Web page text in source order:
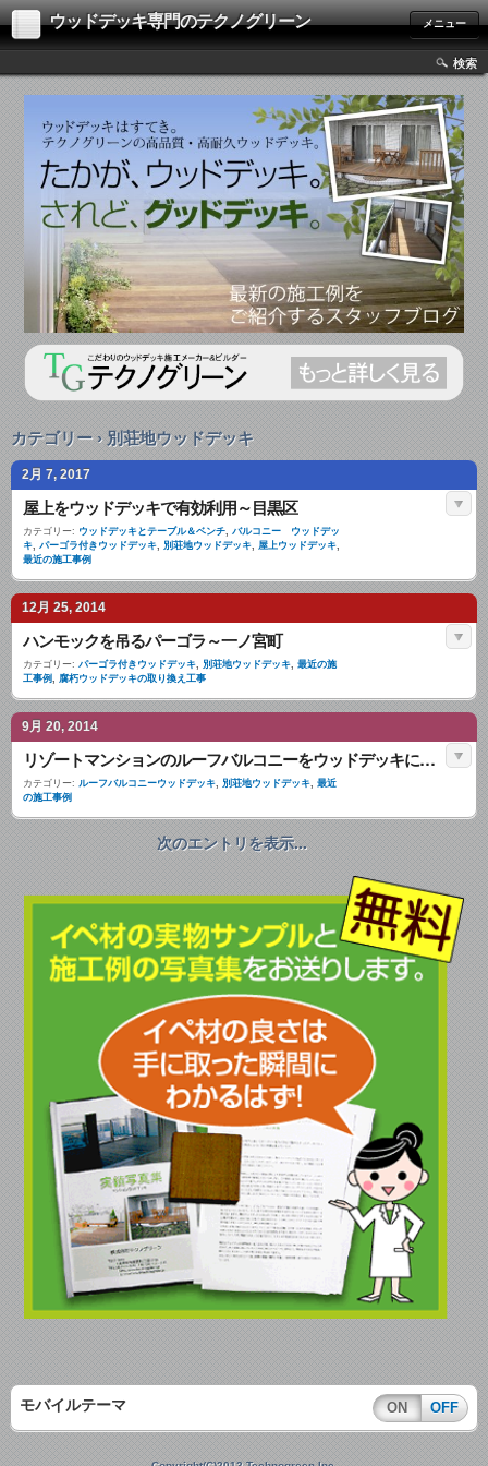
ウッドデッキ専門のテクノグリーン メニュー
検索
カテゴリー › 別荘地ウッドデッキ
2月 7, 2017
屋上をウッドデッキで有効利用～目黒区
カテゴリー: ウッドデッキとテーブル＆ベンチ, バルコニー ウッドデッ
キ, パーゴラ付きウッドデッキ, 別荘地ウッドデッキ, 屋上ウッドデッキ,
最近の施工事例
12月 25, 2014
ハンモックを吊るパーゴラ～一ノ宮町
カテゴリー: パーゴラ付きウッドデッキ, 別荘地ウッドデッキ, 最近の施
工事例, 腐朽ウッドデッキの取り換え工事
9月 20, 2014
リゾートマンションのルーフバルコニーをウッドデッキに～横須賀市～設計編
カテゴリー: ルーフバルコニーウッドデッキ, 別荘地ウッドデッキ, 最近
の施工事例
次のエントリを表示...
モバイルテーマ ON OFF